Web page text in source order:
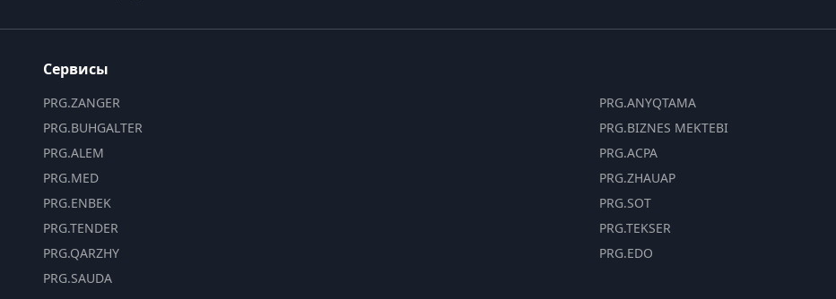
Сервисы
PRG.ZANGER
PRG.BUHGALTER
PRG.ALEM
PRG.MED
PRG.ENBEK
PRG.TENDER
PRG.QARZHY
PRG.SAUDA
PRG.ANYQTAMA
PRG.BIZNES MEKTEBI
PRG.ACPA
PRG.ZHAUAP
PRG.SOT
PRG.TEKSER
PRG.EDO